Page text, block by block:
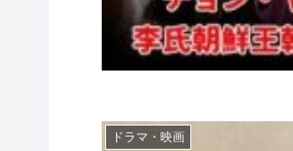
ドラマ・映画